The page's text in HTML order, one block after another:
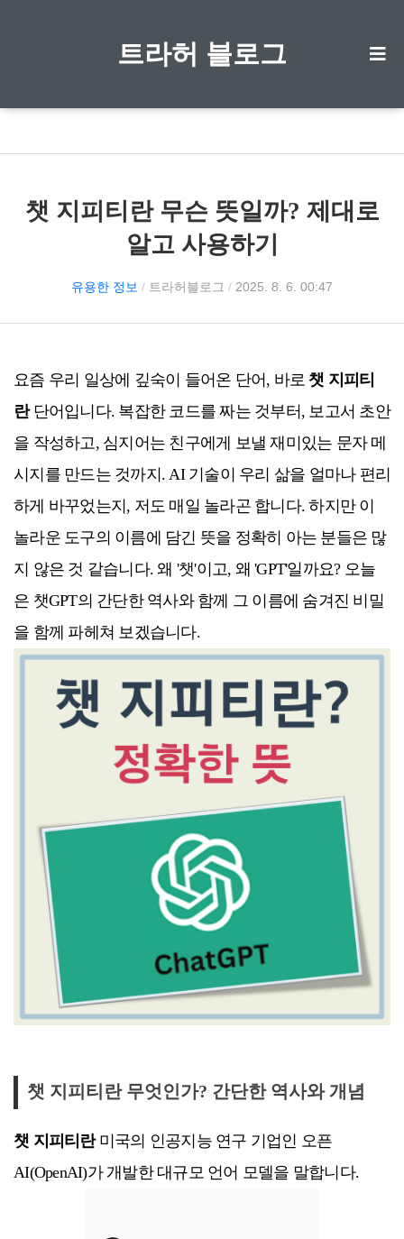
트라허 블로그
챗 지피티란 무슨 뜻일까? 제대로
알고 사용하기
유용한 정보 / 트라허블로그 / 2025. 8. 6. 00:47
요즘 우리 일상에 깊숙이 들어온 단어, 바로챗 지피티
란단어입니다. 복잡한 코드를 짜는 것부터, 보고서 초안
을 작성하고, 심지어는 친구에게 보낼 재미있는 문자 메
시지를 만드는 것까지. AI 기술이 우리 삶을 얼마나 편리
하게 바꾸었는지, 저도 매일 놀라곤 합니다. 하지만 이
놀라운 도구의 이름에 담긴 뜻을 정확히 아는 분들은 많
지 않은 것 같습니다. 왜 '챗'이고, 왜 'GPT'일까요? 오늘
은 챗GPT의 간단한 역사와 함께 그 이름에 숨겨진 비밀
을 함께 파헤쳐 보겠습니다.
챗 지피티란 무엇인가? 간단한 역사와 개념
챗 지피티란미국의 인공지능 연구 기업인 오픈
AI(OpenAI)가 개발한 대규모 언어 모델을 말합니다.